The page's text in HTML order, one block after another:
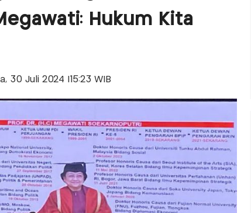
Hukum Kita
30 Juli 2024 |15:23 WIB